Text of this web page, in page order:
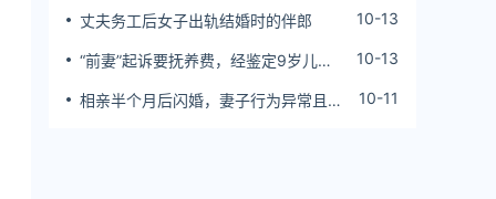
丈夫务工后女子出轨结婚时的伴郎 10-13
“前妻”起诉要抚养费，经鉴定9岁儿子
10-13
相亲半个月后闪婚，妻子行为异常且持
10-11